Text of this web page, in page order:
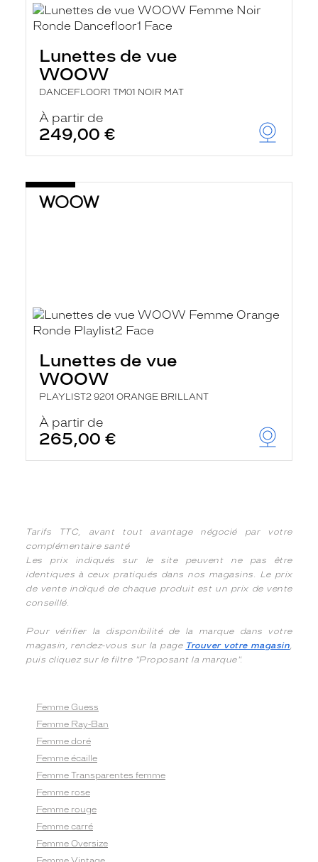
Lunettes de vue
WOOW
DANCEFLOOR1 TM01 NOIR MAT
À partir de
249,00 €
Lunettes de vue
WOOW
PLAYLIST2 9201 ORANGE BRILLANT
À partir de
265,00 €
Tarifs TTC, avant tout avantage négocié par votre
complémentaire santé
Les prix indiqués sur le site peuvent ne pas être
identiques à ceux pratiqués dans nos magasins. Le prix
de vente indiqué de chaque produit est un prix de vente
conseillé.
Pour vérifier la disponibilité de la marque dans votre
magasin, rendez-vous sur la page Trouver votre magasin,
puis cliquez sur le filtre "Proposant la marque".
Femme Guess
Femme Ray-Ban
Femme doré
Femme écaille
Femme Transparentes femme
Femme rose
Femme rouge
Femme carré
Femme Oversize